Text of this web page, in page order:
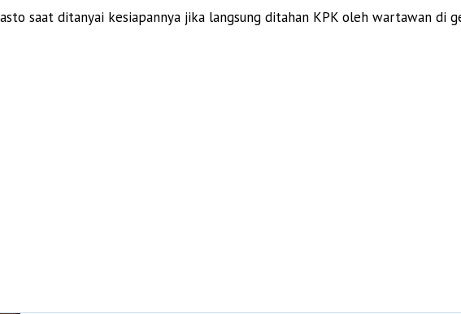
saat ditanyai kesiapannya jika langsung ditahan KPK oleh wartawan di